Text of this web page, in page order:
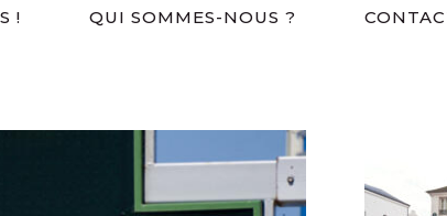
! QUI SOMMES-NOUS ?